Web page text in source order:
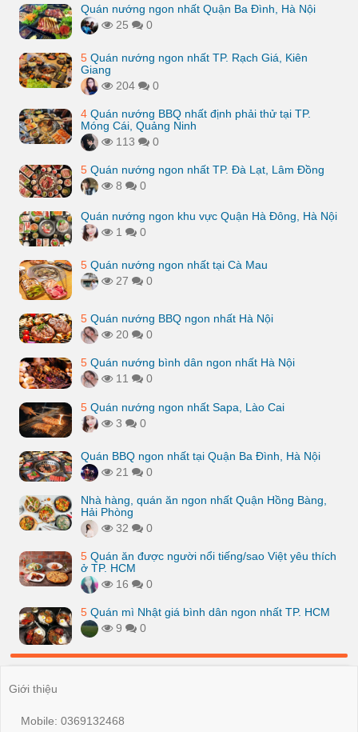
Quán nướng ngon nhất Quận Ba Đình, Hà Nội
25
0
5 Quán nướng ngon nhất TP. Rạch Giá, Kiên
Giang
204
0
4 Quán nướng BBQ nhất định phải thử tại TP.
Móng Cái, Quảng Ninh
113
0
5 Quán nướng ngon nhất TP. Đà Lạt, Lâm Đồng
8
0
Quán nướng ngon khu vực Quận Hà Đông, Hà Nội
1
0
5 Quán nướng ngon nhất tại Cà Mau
27
0
5 Quán nướng BBQ ngon nhất Hà Nội
20
0
5 Quán nướng bình dân ngon nhất Hà Nội
11
0
5 Quán nướng ngon nhất Sapa, Lào Cai
3
0
Quán BBQ ngon nhất tại Quận Ba Đình, Hà Nội
21
0
Nhà hàng, quán ăn ngon nhất Quận Hồng Bàng,
Hải Phòng
32
0
5 Quán ăn được người nổi tiếng/sao Việt yêu thích
ở TP. HCM
16
0
5 Quán mì Nhật giá bình dân ngon nhất TP. HCM
9
0
Giới thiệu
Mobile: 0369132468